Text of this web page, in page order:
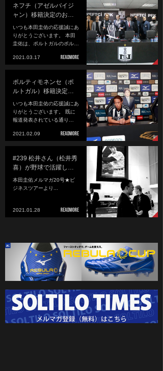
ネフチ（アゼルバイジ
ャン）移籍決定のお…
いつも本田圭佑の応援誠にあ
りがとうございます。 本田
圭佑は、ポルトガルのポル…
2021.03.17
ポルティモネンセ（ポ
ルトガル）移籍決定…
いつも本田圭佑の応援誠にあ
りがとうございます。 既に
報道発表されている通り…
2021.02.09
#239 松井さん（松井秀
喜）が野球で活躍し…
本田圭佑メルマガ20号★ビ
ジネスツアーより...
2021.01.28